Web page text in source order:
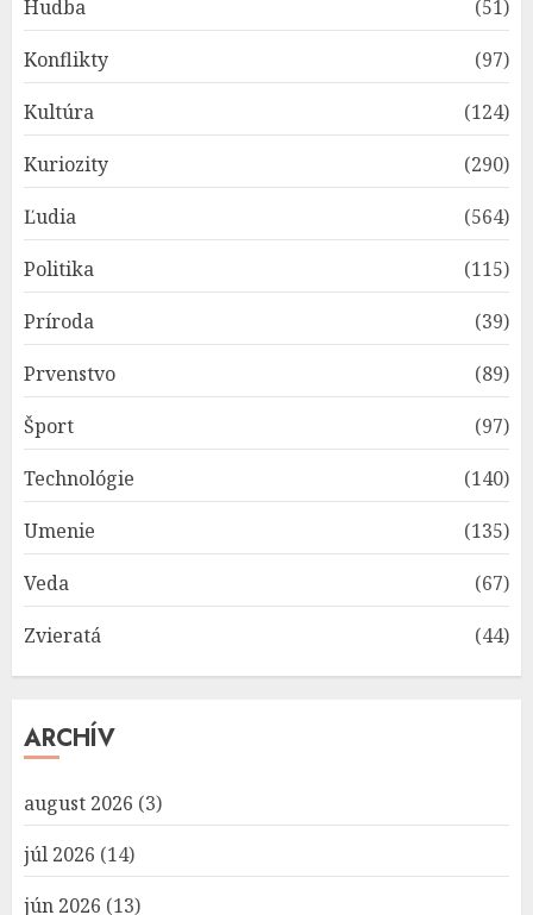
Hudba
(51)
Konflikty
(97)
Kultúra
(124)
Kuriozity
(290)
Ľudia
(564)
Politika
(115)
Príroda
(39)
Prvenstvo
(89)
Šport
(97)
Technológie
(140)
Umenie
(135)
Veda
(67)
Zvieratá
(44)
ARCHÍV
august 2026 (3)
júl 2026 (14)
jún 2026 (13)